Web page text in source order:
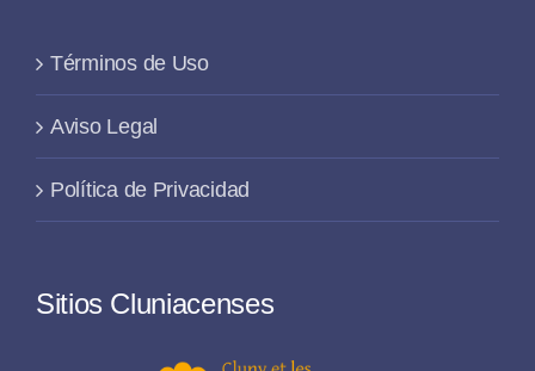
Términos de Uso
Aviso Legal
Política de Privacidad
Sitios Cluniacenses